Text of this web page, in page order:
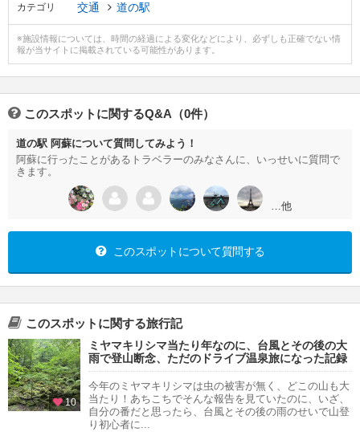
カテゴリ 交通 道の駅
※施設情報については、時間の経過による変化などにより、必ずしも正確でない情
報が当サイトに掲載されている可能性があります。
このスポットに関するQ&A（0件）
道の駅 阿蘇について質問してみよう！
阿蘇に行ったことがあるトラベラーのみなさんに、いっせいに質問で
きます。
…他
このスポットについて質問する
このスポットに関する旅行記
10
ミヤマキリシマ当たり年なのに、台風とその後の大
雨で登山断念、ただのドライブ温泉旅になった記録
今年のミヤマキリシマは虫の被害が無く、どこの山も大
当たり！あちこちでそんな報告を見ていたのに、いざ、
自分の番だと思ったら、台風とその後の雨のせいで山登
り初心者に...